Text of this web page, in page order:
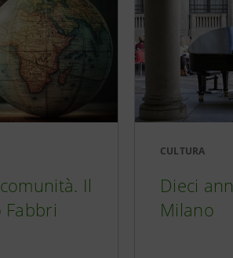
Il
CULTURA
Dieci
Milano